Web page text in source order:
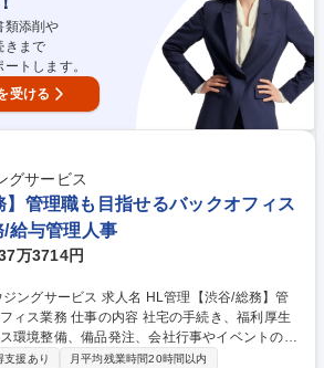
、社用車、保険契約管理■予算・コスト：総務
最適化■労務・人事：安全衛生、社内イベン
2割程度 等 募集職種 【総務】外資
国以上に展開/年休122日/リモート◎
類添削や
きまで
トします。
受ける
グサービス
】管理職も目指せるバックオフィス
給与管理人事
万3714円
名 HL管理【渋谷/総務】管
の手続き、福利厚生
環境整備、備品発注、会社行事やイベントの運
のバックオフィス業務全般。 総務部での経
支援あり
月平均残業時間20時間以内